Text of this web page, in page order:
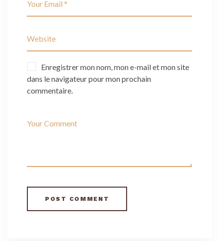
Enregistrer mon nom, mon e-mail et mon site
dans le navigateur pour mon prochain
commentaire.